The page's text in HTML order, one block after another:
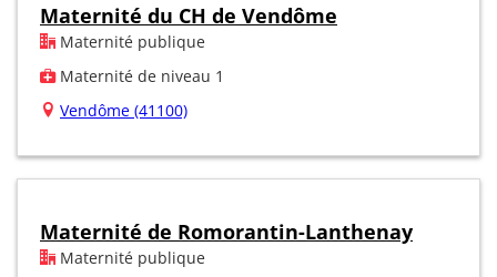
Maternité du CH de Vendôme
Maternité publique
Maternité de niveau 1
Vendôme (41100)
Maternité de Romorantin-Lanthenay
Maternité publique